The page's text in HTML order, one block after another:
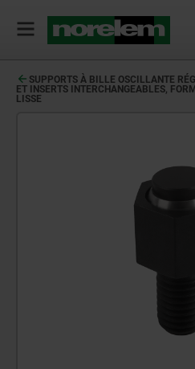
SUPPORTS À BILLE OSCILLANTE
ET INSERTS INTERCHANGEABLES,
LISSE